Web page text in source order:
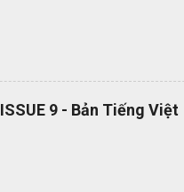
9 - Bản Tiếng Việt